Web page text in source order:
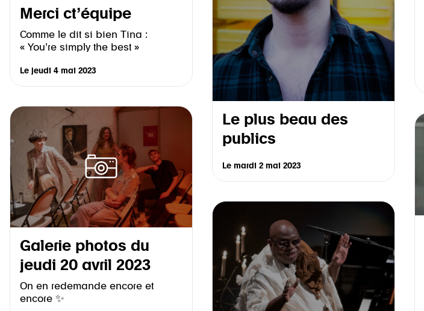
Merci ct’équipe
Comme le dit si bien Tina :
« You’re simply the best »
Le jeudi 4 mai 2023
Le plus beau des
publics
Le mardi 2 mai 2023
Galerie photos du
jeudi 20 avril 2023
On en redemande encore et
encore ✨